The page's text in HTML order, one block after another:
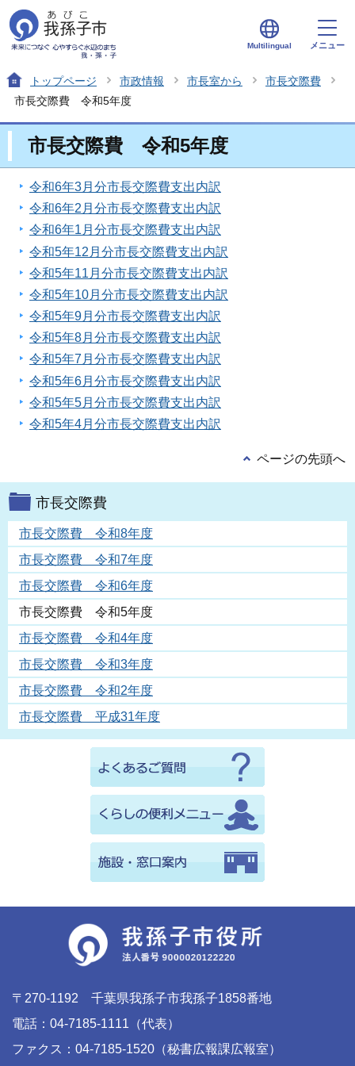
Multilingual メニュー
トップページ 市政情報 市長室から
市長交際費
市長交際費 令和5年度
市長交際費 令和5年度
令和6年3月分市長交際費支出内訳
令和6年2月分市長交際費支出内訳
令和6年1月分市長交際費支出内訳
令和5年12月分市長交際費支出内訳
令和5年11月分市長交際費支出内訳
令和5年10月分市長交際費支出内訳
令和5年9月分市長交際費支出内訳
令和5年8月分市長交際費支出内訳
令和5年7月分市長交際費支出内訳
令和5年6月分市長交際費支出内訳
令和5年5月分市長交際費支出内訳
令和5年4月分市長交際費支出内訳
ページの先頭へ
市長交際費
市長交際費 令和8年度
市長交際費 令和7年度
市長交際費 令和6年度
市長交際費 令和5年度
市長交際費 令和4年度
市長交際費 令和3年度
市長交際費 令和2年度
市長交際費 平成31年度
〒270-1192 千葉県我孫子市我孫子1858番地
電話：04-7185-1111（代表）
ファクス：04-7185-1520（秘書広報課広報室）